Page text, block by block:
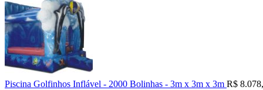
Piscina Golfinhos Inflável - 2000 Bolinhas - 3m x 3m x 3m R$